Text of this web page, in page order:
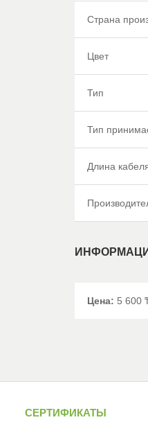
Страна
Цвет
Тип
Тип
Длина
Цена: 5 600
СЕРТИФИКАТЫ